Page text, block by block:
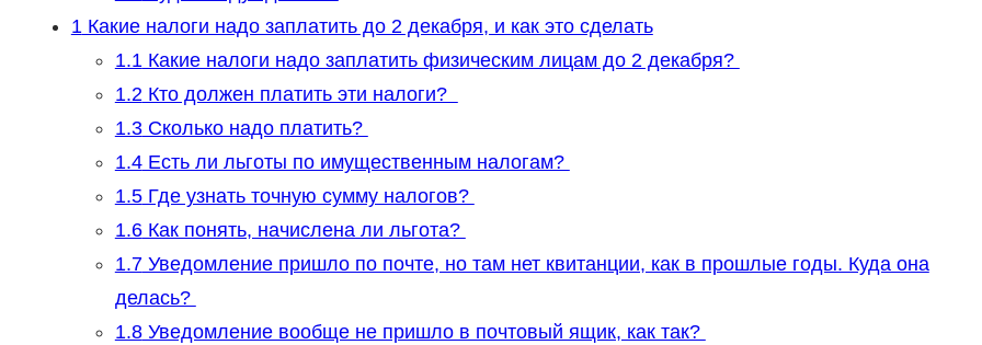
1Какие налоги надо заплатить до 2 декабря, и как это сделать
1.1Какие налоги надо заплатить физическим лицам до 2 декабря?
1.2Кто должен платить эти налоги?
1.3Сколько надо платить?
1.4Есть ли льготы по имущественным налогам?
1.5Где узнать точную сумму налогов?
1.6Как понять, начислена ли льгота?
1.7Уведомление пришло по почте, но там нет квитанции, как в прошлые годы. Куда она
делась?
1.8Уведомление вообще не пришло в почтовый ящик, как так?